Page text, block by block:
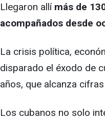
Llegaron allí más de
acompañados desde
La crisis política,
disparado el éxodo de
años, que alcanza
Los cubanos no solo